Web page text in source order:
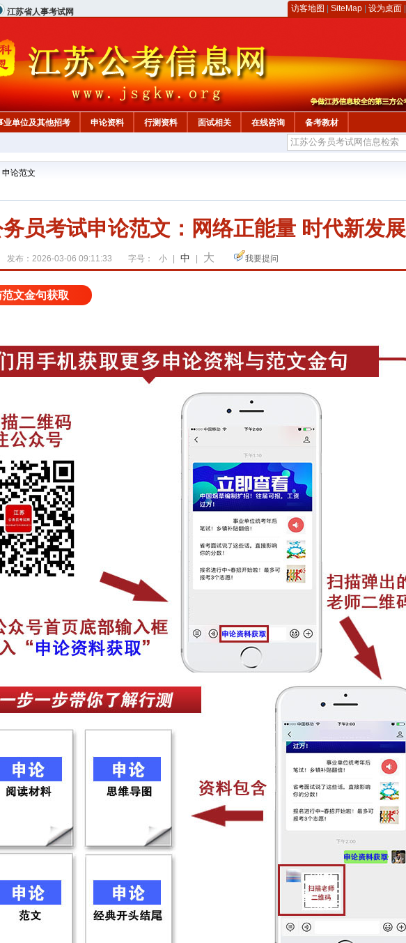
江苏省人事考试网 访客地图 SiteMap 设为桌面
业单位及其他招考 申论资料 行测资料 面试相关 在线咨询
备考教材
申论范文
员考试申论范文：网络正能量 时代新发展
发布：2026-03-06 09:11:33 字号： 小 中 大 我要提问
文金句获取